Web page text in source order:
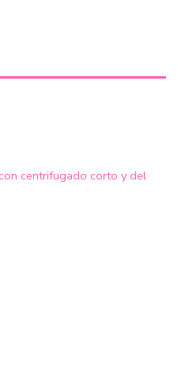
centrifugado corto y del